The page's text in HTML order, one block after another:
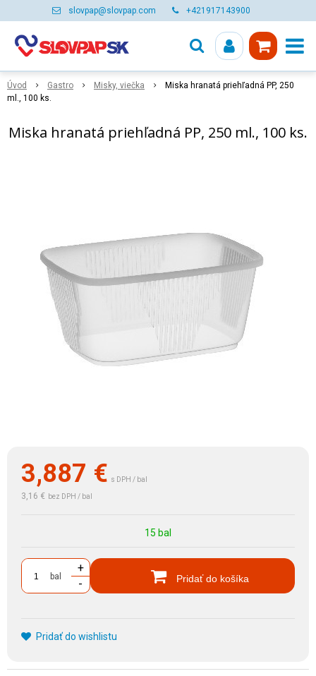
slovpap@slovpap.com +421917143900
Úvod Gastro Misky, viečka
Miska hranatá priehľadná PP, 250
ml., 100 ks.
Miska hranatá priehľadná PP, 250 ml., 100 ks.
3,887 € s DPH / bal
3,16 € bez DPH / bal
15 bal
bal
+
-
Pridať do košíka
Pridať do wishlistu